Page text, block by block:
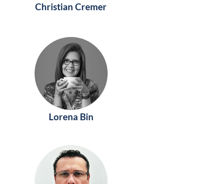
Christian Cremer
Lorena Bin